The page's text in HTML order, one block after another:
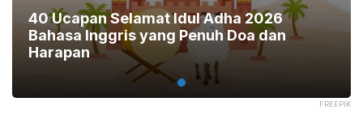
FREEPIK
40 Ucapan Selamat Idul Adha 2026
Bahasa Inggris yang Penuh Doa dan
Harapan